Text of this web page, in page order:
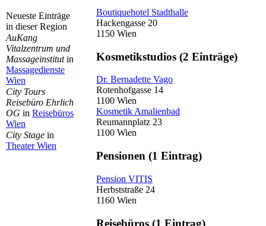
Neueste Einträge
in dieser Region
AuKang
Vitalzentrum und
Massageinstitutin
Massagedienste
Wien
City Tours
Reisebüro Ehrlich
OG in Reisebüros
Wien
City Stage in
Theater Wien
Boutiquehotel Stadthalle
Hackengasse 20
1150 Wien
Kosmetikstudios (2 Einträge)
Dr. Bernadette Vago
Rotenhofgasse 14
1100 Wien
Kosmetik Amalienbad
Reumannplatz 23
1100 Wien
Pensionen (1 Eintrag)
Pension VITIS
Herbststraße 24
1160 Wien
Reisebüros (1 Eintrag)